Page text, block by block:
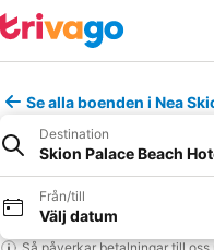
Se alla boenden i Nea
Destination
Skion Palace Beach
Från/till
Välj datum